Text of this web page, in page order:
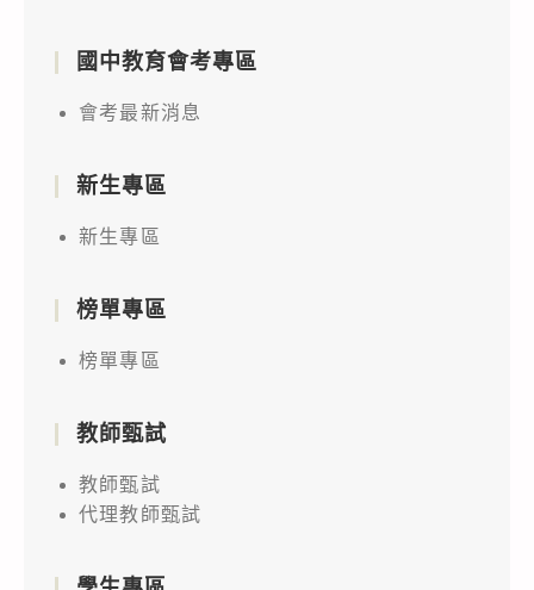
國中教育會考專區
會考最新消息
新生專區
新生專區
榜單專區
榜單專區
教師甄試
教師甄試
代理教師甄試